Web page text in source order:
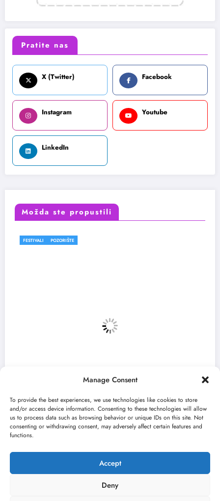
Manage Consent
To provide the best experiences, we use technologies like cookies to store
and/or access device information. Consenting to these technologies will allow
us to process data such as browsing behavior or unique IDs on this site. Not
consenting or withdrawing consent, may adversely affect certain features and
functions.
Accept
Deny
Pratite nas
X (Twitter) Facebook
Instagram Youtube
LinkedIn
Možda ste propustili
FESTIVALI
„Najveći mali festival u Vojvodini“ i
Kulturni kišobran